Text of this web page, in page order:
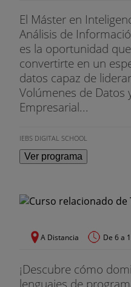
Cómo tú, entendemos
la tecnología está en el
Por eso queremos
servicio de la
construir juntos un
Porque juntos somos
ideas en realidades
progresar junto a
disposición los
AYUDAS AL ESTUDIO
- Apertura de
16/05/2025
- 30% de descuento
16/05/2025
El Máster en
Análisis de
es la oportunidad
convertirte en un
datos capaz de
Volúmenes de Datos
Empresarial...
IEBS DIGITAL SCHOOL
Ver programa
A Distancia De 6 a
¡Descubre cómo
lenguajes de